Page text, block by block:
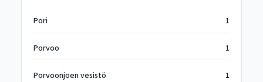
Pori 1
Porvoo 1
Porvoonjoen vesistö 1